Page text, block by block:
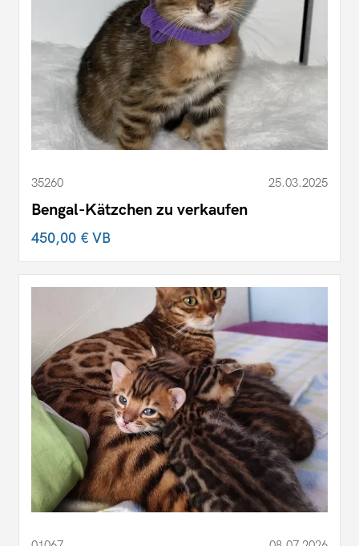
35260 25.03.2025
Bengal-Kätzchen zu verkaufen
450,00 €VB